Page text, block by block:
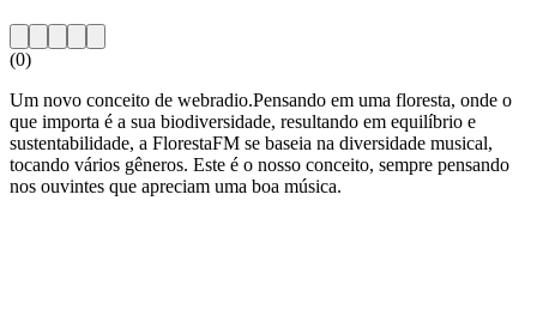
(0)
Um novo conceito de webradio.Pensando em uma floresta, onde o
que importa é a sua biodiversidade, resultando em equilíbrio e
sustentabilidade, a FlorestaFM se baseia na diversidade musical,
tocando vários gêneros. Este é o nosso conceito, sempre pensando
nos ouvintes que apreciam uma boa música.